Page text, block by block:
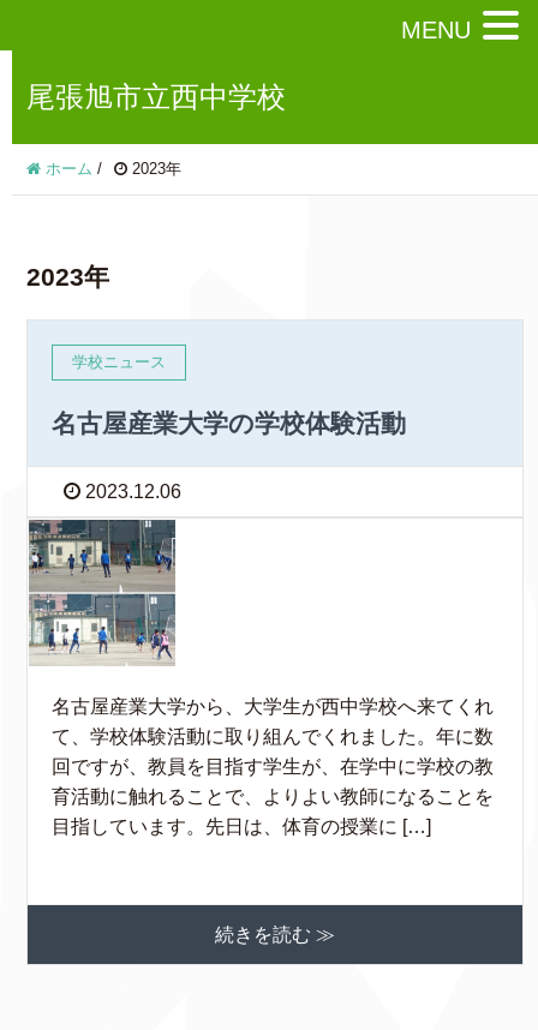
尾張旭市立西中学校
ホーム / 2023年
2023年
学校ニュース
名古屋産業大学の学校体験活動
2023.12.06
名古屋産業大学から、大学生が西中学校へ来てくれ
て、学校体験活動に取り組んでくれました。年に数
回ですが、教員を目指す学生が、在学中に学校の教
育活動に触れることで、よりよい教師になることを
目指しています。先日は、体育の授業に […]
続きを読む ≫
MENU